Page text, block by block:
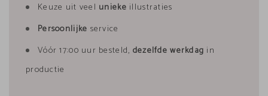
Keuze uit veel unieke illustraties
Persoonlijke service
Vóór 17:00 uur besteld, dezelfde werkdag in
productie